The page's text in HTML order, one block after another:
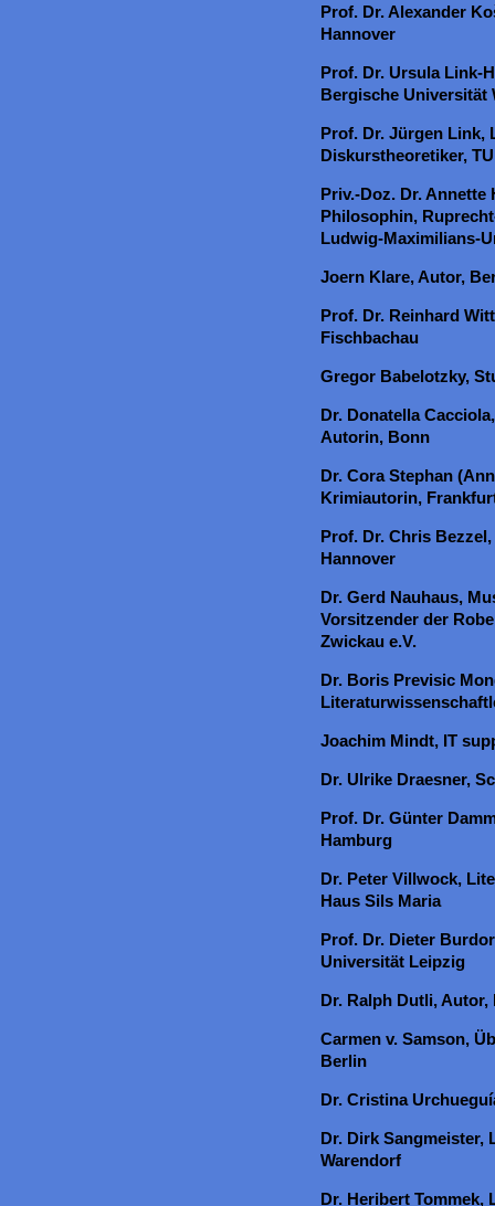
Prof. Dr. Alexander
Hannover
Prof. Dr. Ursula Link-
Bergische Universität
Prof. Dr. Jürgen Link,
Diskurstheoretiker,
Priv.-Doz. Dr.
Philosophin,
Ludwig-Maximilians-
Joern Klare, Autor,
Prof. Dr. Reinhard
Fischbachau
Gregor Babelotzky,
Dr. Donatella
Autorin, Bonn
Dr. Cora Stephan
Krimiautorin,
Prof. Dr. Chris
Hannover
Dr. Gerd Nauhaus,
Vorsitzender der
Zwickau e.V.
Dr. Boris Previsic
Joachim Mindt, IT
Dr. Ulrike Draesner,
Prof. Dr. Günter
Hamburg
Dr. Peter Villwock,
Haus Sils Maria
Prof. Dr. Dieter
Universität Leipzig
Dr. Ralph Dutli, Autor,
Carmen v. Samson,
Berlin
Dr. Cristina
Dr. Dirk Sangmeister,
Warendorf
Dr. Heribert Tommek,